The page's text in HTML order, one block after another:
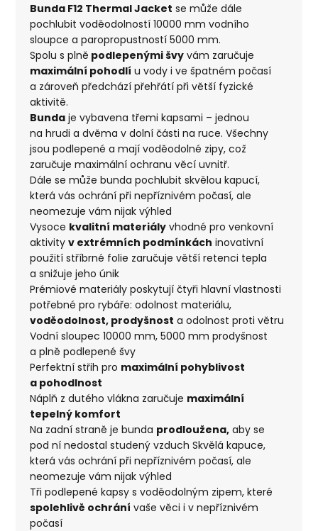
Bunda F12 Thermal Jacket se může dále
pochlubit voděodolností 10000 mm vodního
sloupce a paropropustností 5000 mm.
Spolu s plně podlepenými švy vám zaručuje
maximální pohodlí u vody i ve špatném počasí
a zároveň předchází přehřátí při větší fyzické
aktivitě.
Bunda je vybavena třemi kapsami – jednou
na hrudi a dvěma v dolní části na ruce. Všechny
jsou podlepené a mají voděodolné zipy, což
zaručuje maximální ochranu věcí uvnitř.
Dále se může bunda pochlubit skvělou kapucí,
která vás ochrání při nepříznivém počasí, ale
neomezuje vám nijak výhled
Vysoce kvalitní materiály vhodné pro venkovní
aktivityv extrémních podmínkách inovativní
použití stříbrné folie zaručuje větší retenci tepla
a snižuje jeho únik
Prémiové materiály poskytují čtyři hlavní vlastnosti
potřebné pro rybáře: odolnost materiálu,
voděodolnost, prodyšnost a odolnost proti větru
Vodní sloupec 10000 mm, 5000 mm prodyšnost
a plně podlepené švy
Perfektní střih pro maximální pohyblivost
a pohodlnost
Náplň z dutého vlákna zaručuje maximální
tepelný komfort
Na zadní straně je bunda prodloužena, aby se
pod ní nedostal studený vzduch Skvělá kapuce,
která vás ochrání při nepříznivém počasí, ale
neomezuje vám nijak výhled
Tři podlepené kapsy s voděodolným zipem, které
spolehlivě ochrání vaše věci i v nepříznivém
počasí